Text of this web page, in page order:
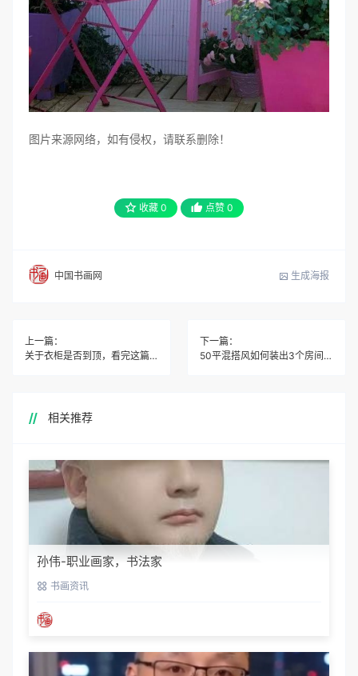
图片来源网络，如有侵权，请联系删除！
收藏 0 点赞 0
中国书画网 生成海报
上一篇：
关于衣柜是否到顶，看完这篇文章就懂了！
下一篇：
50平混搭风如何装出3个房间，来看看
相关推荐
孙伟-职业画家，书法家
书画资讯